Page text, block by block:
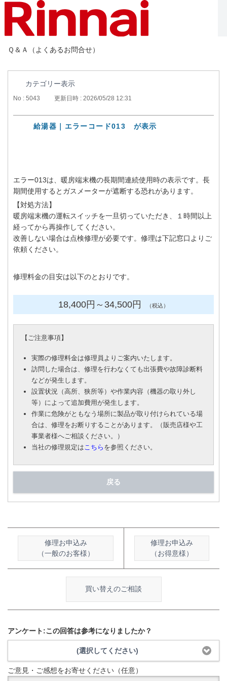
Ｑ＆Ａ（よくあるお問合せ）
カテゴリー表示
No : 5043 更新日時 : 2026/05/28 12:31
給湯器｜エラーコード013 が表示
エラー013は、暖房端末機の長期間連続使用時の表示です。長
期間使用するとガスメーターが遮断する恐れがあります。
【対処方法】
暖房端末機の運転スイッチを一旦切っていただき、１時間以上
経ってから再操作してください。
改善しない場合は点検修理が必要です。修理は下記窓口よりご
依頼ください。
修理料金の目安は以下のとおりです。
18,400円 ～34,500円 （税込）
【 ご注意事項】
実際の修理料金は修理員よりご案内いたします。
訪問した場合は、修理を行わなくても出張費や故障診断料
などが発生します。
設置状況（高所、狭所等）や作業内容（機器の取り外し
等）によって追加費用が発生します。
作業に危険がともなう場所に製品が取り付けられている場
合は、修理をお断りすることがあります。（販売店様や工
事業者様へご相談ください。）
当社の修理規定はこちら を参照ください。
戻る
修理お申込み
（一般のお客様）
修理お申込み
（お得意様）
買い替えのご相談
アンケート:この回答は参考になりましたか？
(選択してください)
ご意見・ご感想をお寄せください（任意）